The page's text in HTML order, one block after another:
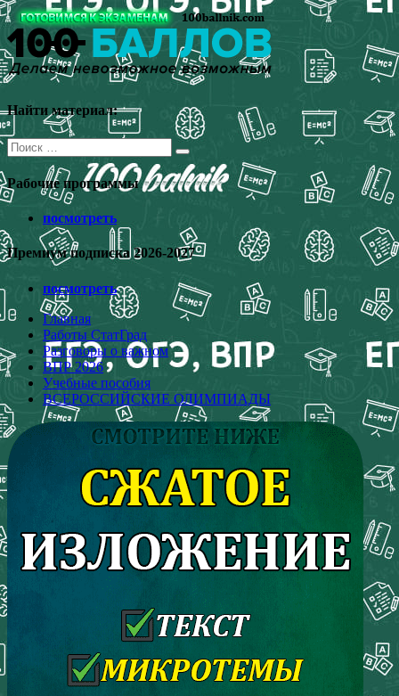
Перейти
к
содержимому
Найти материал:
Поиск
для:
Рабочие программы
посмотреть
Премиум подписка 2026-2027
посмотреть
Главная
Работы СтатГрад
Разговоры о важном
ВПР 2026
Учебные пособия
ВСЕРОССИЙСКИЕ ОЛИМПИАДЫ